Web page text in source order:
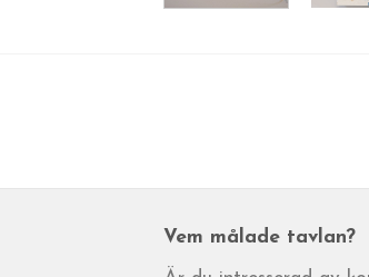
Vem målade tavlan?